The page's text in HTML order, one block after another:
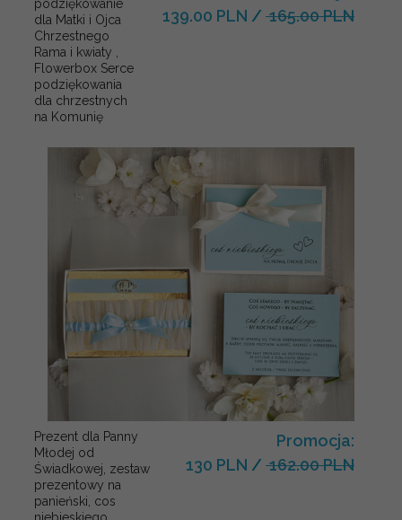
podziękowanie
dla Matki i Ojca
Chrzestnego
Rama i kwiaty ,
Flowerbox Serce
podziękowania
dla chrzestnych
na Komunię
139.00 PLN / 165.00 PLN
Prezent dla Panny
Młodej od
Świadkowej, zestaw
prezentowy na
panieński, cos
Promocja:
130 PLN / 162.00 PLN